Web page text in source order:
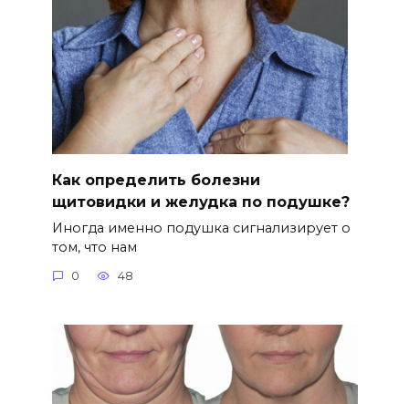
Как определить болезни
щитовидки и желудка по подушке?
Иногда именно подушка сигнализирует о
том, что нам
0 48